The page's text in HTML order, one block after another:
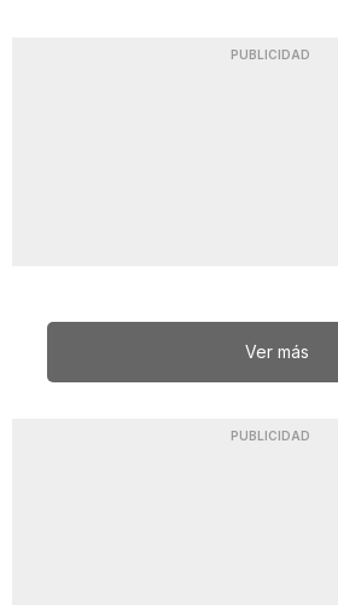
PUBLICIDAD
Ver más
PUBLICIDAD